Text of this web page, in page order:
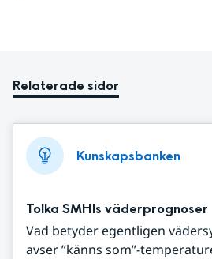
Relaterade sidor
Kunskapsbanken
Tolka SMHIs väderprognoser
Vad betyder egentligen
avser ”känns som”-